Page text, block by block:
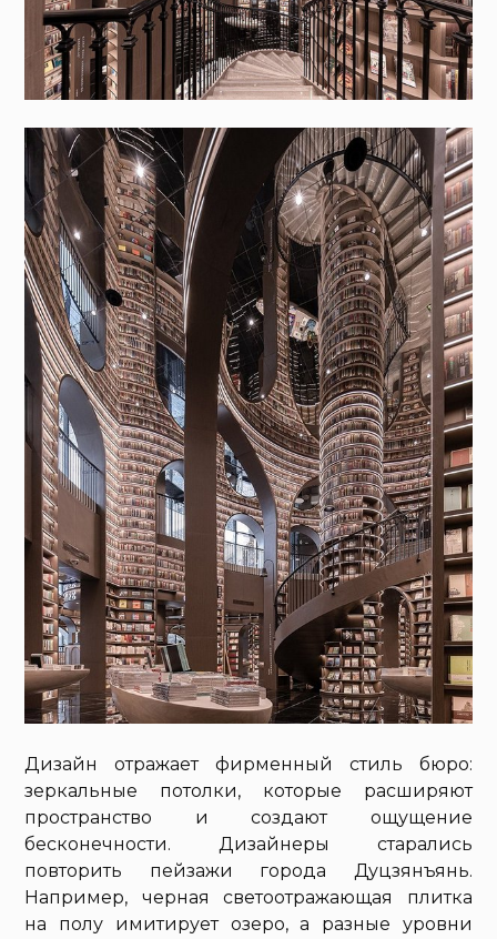
Дизайн отражает фирменный стиль бюро:
зеркальные потолки, которые расширяют
пространство и создают ощущение
бесконечности. Дизайнеры старались
повторить пейзажи города Дуцзянъянь.
Например, черная светоотражающая плитка
на полу имитирует озеро, а разные уровни